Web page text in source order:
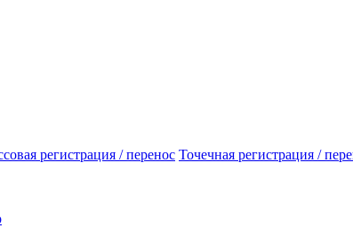
регистрация / перенос Точечная регистрация /